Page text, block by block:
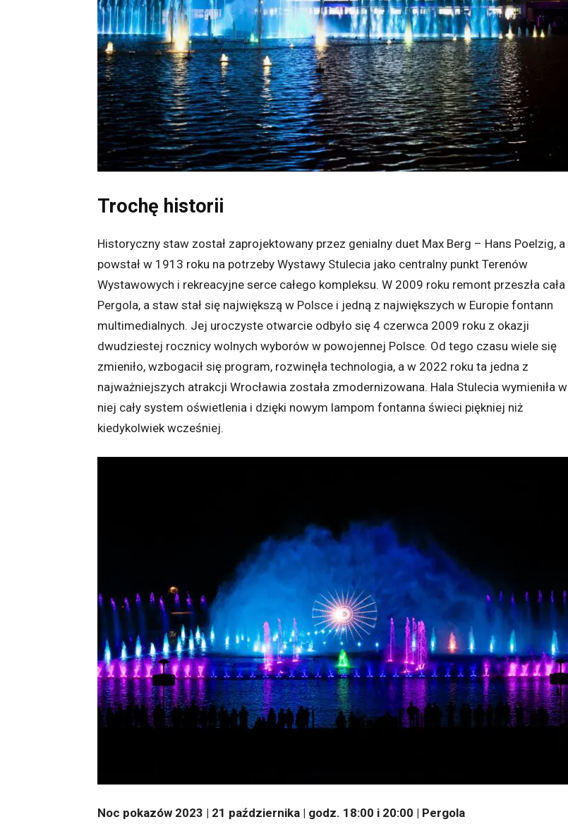
Trochę historii
Historyczny staw został zaprojektowany przez genialny duet Max Berg – Hans Poelzig, a
powstał w 1913 roku na potrzeby Wystawy Stulecia jako centralny punkt Terenów
Wystawowych i rekreacyjne serce całego kompleksu. W 2009 roku remont przeszła cała
Pergola, a staw stał się największą w Polsce i jedną z największych w Europie fontann
multimedialnych. Jej uroczyste otwarcie odbyło się 4 czerwca 2009 roku z okazji
dwudziestej rocznicy wolnych wyborów w powojennej Polsce. Od tego czasu wiele się
zmieniło, wzbogacił się program, rozwinęła technologia, a w 2022 roku ta jedna z
najważniejszych atrakcji Wrocławia została zmodernizowana. Hala Stulecia wymieniła w
niej cały system oświetlenia i dzięki nowym lampom fontanna świeci piękniej niż
kiedykolwiek wcześniej.
Noc pokazów 2023 | 21 października | godz. 18:00 i 20:00 | Pergola